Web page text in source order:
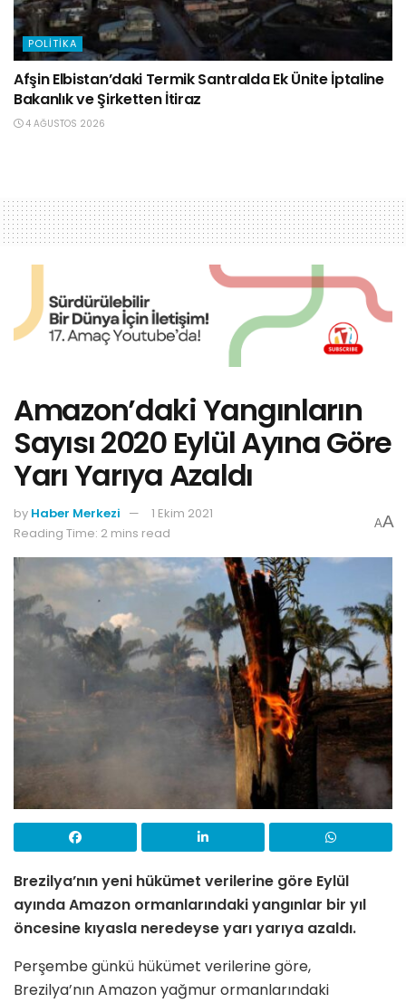
POLITIKA
Afşin Elbistan’daki Termik Santralda Ek Ünite İptaline
Bakanlık ve Şirketten İtiraz
4 AĞUSTOS 2026
Amazon’daki Yangınların
Sayısı 2020 Eylül Ayına Göre
Yarı Yarıya Azaldı
by Haber Merkezi
1 Ekim 2021
Reading Time: 2 mins read
AA
Brezilya’nın yeni hükümet verilerine göre Eylül
ayında Amazon ormanlarındaki yangınlar bir yıl
öncesine kıyasla neredeyse yarı yarıya azaldı.
Perşembe günkü hükümet verilerine göre,
Brezilya’nın Amazon yağmur ormanlarındaki